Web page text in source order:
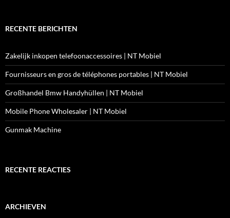
RECENTE BERICHTEN
Zakelijk inkopen telefoonaccessoires | NT Mobiel
Fournisseurs en gros de téléphones portables | NT Mobiel
Großhandel Bmw Handyhüllen | NT Mobiel
Mobile Phone Wholesaler | NT Mobiel
Gunmak Machine
RECENTE REACTIES
ARCHIEVEN